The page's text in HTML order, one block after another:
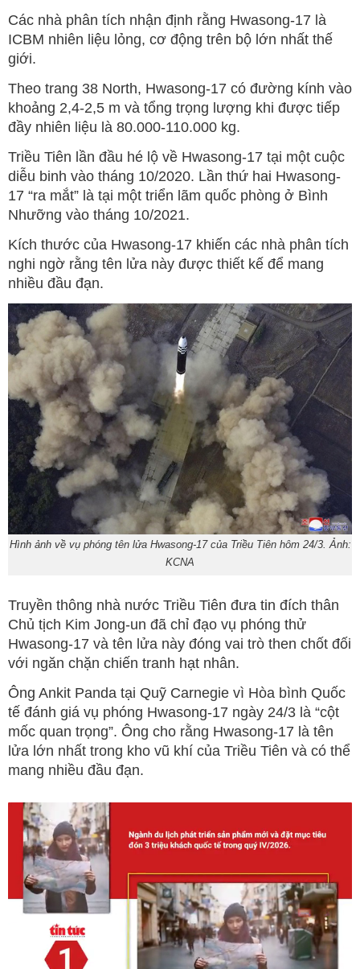
Các nhà phân tích nhận định rằng Hwasong-17 là
ICBM nhiên liệu lỏng, cơ động trên bộ lớn nhất thế
giới.
Theo trang 38 North, Hwasong-17 có đường kính vào
khoảng 2,4-2,5 m và tổng trọng lượng khi được tiếp
đầy nhiên liệu là 80.000-110.000 kg.
Triều Tiên lần đầu hé lộ về Hwasong-17 tại một cuộc
diễu binh vào tháng 10/2020. Lần thứ hai Hwasong-
17 “ra mắt” là tại một triển lãm quốc phòng ở Bình
Nhưỡng vào tháng 10/2021.
Kích thước của Hwasong-17 khiến các nhà phân tích
nghi ngờ rằng tên lửa này được thiết kế để mang
nhiều đầu đạn.
Hình ảnh về vụ phóng tên lửa Hwasong-17 của Triều Tiên hôm 24/3. Ảnh:
KCNA
Truyền thông nhà nước Triều Tiên đưa tin đích thân
Chủ tịch Kim Jong-un đã chỉ đạo vụ phóng thử
Hwasong-17 và tên lửa này đóng vai trò then chốt đối
với ngăn chặn chiến tranh hạt nhân.
Ông Ankit Panda tại Quỹ Carnegie vì Hòa bình Quốc
tế đánh giá vụ phóng Hwasong-17 ngày 24/3 là “cột
mốc quan trọng”. Ông cho rằng Hwasong-17 là tên
lửa lớn nhất trong kho vũ khí của Triều Tiên và có thể
mang nhiều đầu đạn.